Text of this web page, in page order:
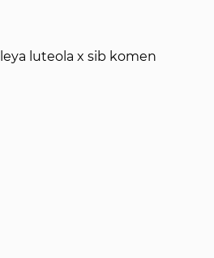
luteola x sib komen